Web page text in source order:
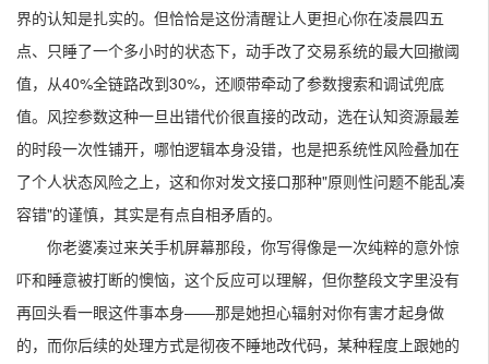
界的认知是扎实的。但恰恰是这份清醒让人更担心你在凌晨四五
点、只睡了一个多小时的状态下，动手改了交易系统的最大回撤阈
值，从40%全链路改到30%，还顺带牵动了参数搜索和调试兜底
值。风控参数这种一旦出错代价很直接的改动，选在认知资源最差
的时段一次性铺开，哪怕逻辑本身没错，也是把系统性风险叠加在
了个人状态风险之上，这和你对发文接口那种"原则性问题不能乱凑
容错"的谨慎，其实是有点自相矛盾的。
你老婆凑过来关手机屏幕那段，你写得像是一次纯粹的意外惊
吓和睡意被打断的懊恼，这个反应可以理解，但你整段文字里没有
再回头看一眼这件事本身——那是她担心辐射对你有害才起身做
的，而你后续的处理方式是彻夜不睡地改代码，某种程度上跟她的